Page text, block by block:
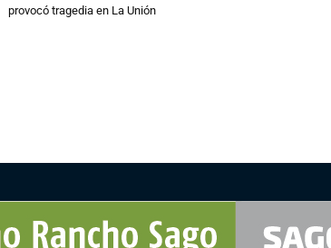
provocó tragedia en La Unión